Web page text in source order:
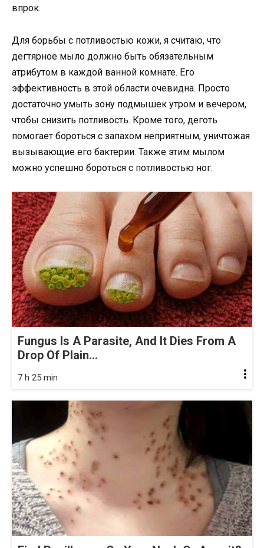
впрок.
Для борьбы с потливостью кожи, я считаю, что
дегтярное мыло должно быть обязательным
атрибутом в каждой ванной комнате. Его
эффективность в этой области очевидна. Просто
достаточно умыть зону подмышек утром и вечером,
чтобы снизить потливость. Кроме того, деготь
помогает бороться с запахом неприятным, уничтожая
вызывающие его бактерии. Также этим мылом
можно успешно бороться с потливостью ног.
Fungus Is A Parasite, And It Dies From A
Drop Of Plain...
7 h 25 min